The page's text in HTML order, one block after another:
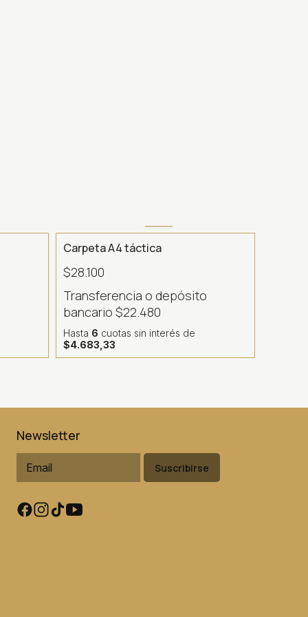
Carpeta A4 táctica
$28.100
Transferencia o depósito
bancario $22.480
Hasta 6 cuotas sin interés de
$4.683,33
Newsletter
Suscribirse